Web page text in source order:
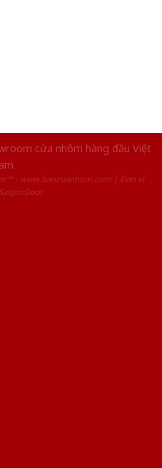
cửa nhôm hàng đầu Việt
- www.bancuanhom.com | Đơn vị